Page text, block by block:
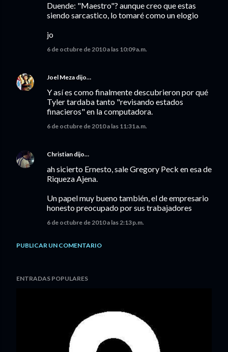
Duende: "Maestro"? aunque creo que estas
siendo sarcastico, lo tomaré como un elogio
jo
6 de octubre de 2010 a las 10:09 a.m.
Joel Meza dijo…
Y así es como finalmente descubrieron por qué
Tyler tardaba tanto "revisando estados
finacieros" en la computadora.
6 de octubre de 2010 a las 11:31 a.m.
Christian dijo…
ah sicierto Ernesto, sale Gregory Peck en esa de
Riqueza Ajena.
Un papel muy bueno también, el de empresario
honesto preocupado por sus trabajadores
6 de octubre de 2010 a las 2:13 p.m.
PUBLICAR UN COMENTARIO
ENTRADAS POPULARES